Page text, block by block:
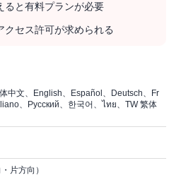
ると有料プランが必要
クセス許可が求められる
中文、English、Español、Deutsch、Fr
、Русский、한국어、ไทย、TW 繁体
片方向）